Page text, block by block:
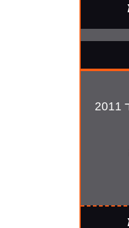
מחשב מנוע סקודה ראפיד 2011